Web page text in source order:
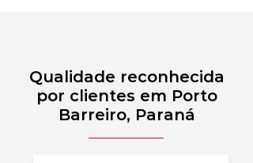
Qualidade reconhecida
por clientes em Porto
Barreiro, Paraná